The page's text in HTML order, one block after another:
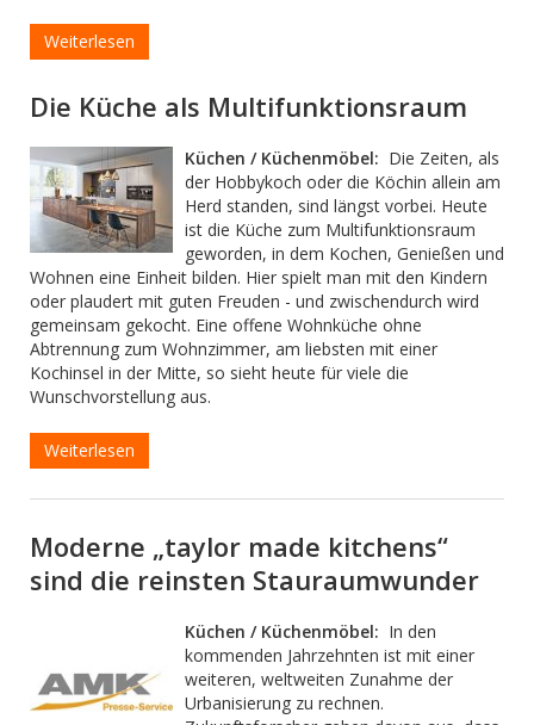
Weiterlesen
Die Küche als Multifunktionsraum
Küchen / Küchenmöbel: Die Zeiten, als
der Hobbykoch oder die Köchin allein am
Herd standen, sind längst vorbei. Heute
ist die Küche zum Multifunktionsraum
geworden, in dem Kochen, Genießen und
Wohnen eine Einheit bilden. Hier spielt man mit den Kindern
oder plaudert mit guten Freuden - und zwischendurch wird
gemeinsam gekocht. Eine offene Wohnküche ohne
Abtrennung zum Wohnzimmer, am liebsten mit einer
Kochinsel in der Mitte, so sieht heute für viele die
Wunschvorstellung aus.
Weiterlesen
Moderne „taylor made kitchens“
sind die reinsten Stauraumwunder
Küchen / Küchenmöbel: In den
kommenden Jahrzehnten ist mit einer
weiteren, weltweiten Zunahme der
Urbanisierung zu rechnen.